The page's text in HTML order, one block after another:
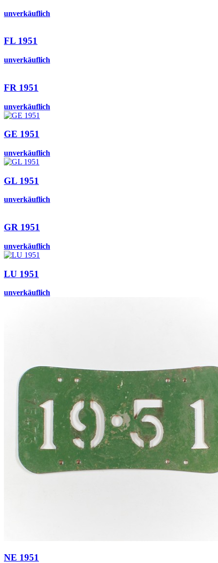
unverkäuflich
FL 1951
unverkäuflich
FR 1951
unverkäuflich
GE 1951
unverkäuflich
GL 1951
unverkäuflich
GR 1951
unverkäuflich
LU 1951
unverkäuflich
NE 1951